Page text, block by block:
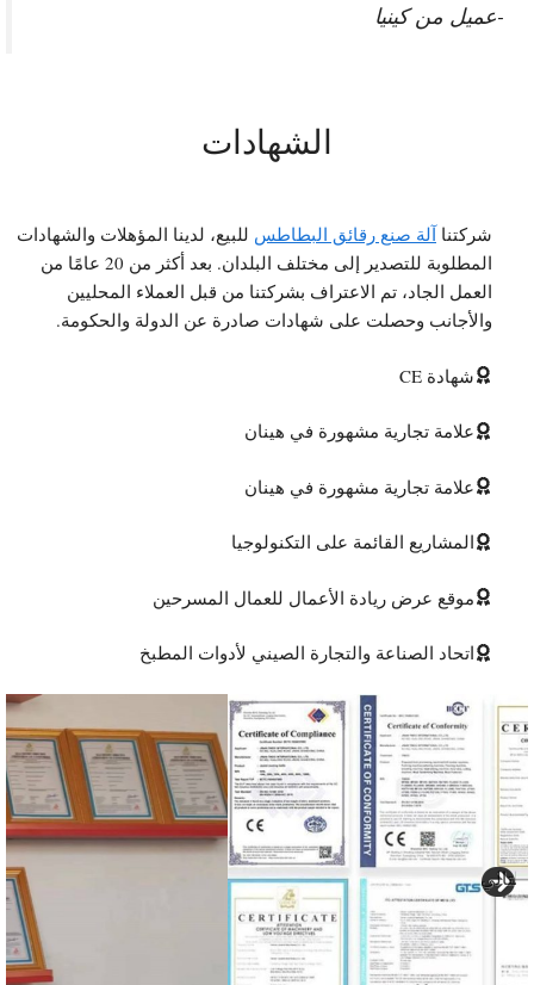
-عميل من كينيا
الشهادات
شركتناآلة صنع رقائق البطاطسللبيع، لدينا المؤهلات والشهادات
المطلوبة للتصدير إلى مختلف البلدان. بعد أكثر من 20 عامًا من
العمل الجاد، تم الاعتراف بشركتنا من قبل العملاء المحليين
والأجانب وحصلت على شهادات صادرة عن الدولة والحكومة.
شهادة CE
علامة تجارية مشهورة في هينان
علامة تجارية مشهورة في هينان
المشاريع القائمة على التكنولوجيا
موقع عرض ريادة الأعمال للعمال المسرحين
اتحاد الصناعة والتجارة الصيني لأدوات المطبخ